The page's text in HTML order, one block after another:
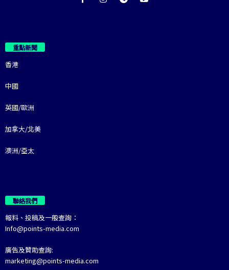
重點新聞
香港
中國
英國/歐洲
加拿大/北美
澳洲/亞太
聯絡我們
報料、投稿及一般查詢：
Info@points-media.com
廣告及贊助查詢:
marketing@points-media.com